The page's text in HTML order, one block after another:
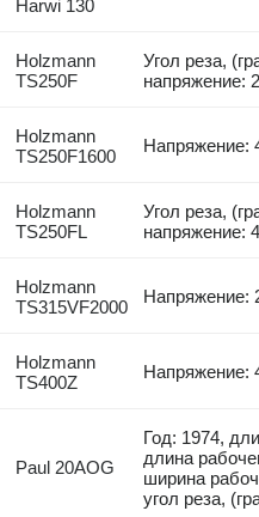
Harwi 130
Holzmann
TS250F
Угол реза,
напряжение:
Holzmann
TS250F1600
Напряжение:
Holzmann
TS250FL
Угол реза,
напряжение:
Holzmann
TS315VF2000
Напряжение:
Holzmann
TS400Z
Напряжение:
Paul 20AOG
Год: 1974,
длина
ширина
угол реза,